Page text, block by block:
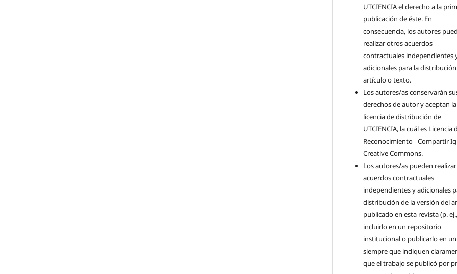
UTCIENCIA el derecho a la
publicación de éste. En
consecuencia, los autores
realizar otros acuerdos
contractuales independientes
adicionales para la
artículo o texto.
Los autores/as conservarán
derechos de autor y aceptan la
licencia de distribución de
UTCIENCIA, la cuál es Licencia
Reconocimiento - Compartir
Creative Commons.
Los autores/as pueden
acuerdos contractuales
independientes y adicionales
distribución de la versión del
publicado en esta revista (p.
incluirlo en un repositorio
institucional o publicarlo en
siempre que indiquen
que el trabajo se publicó por